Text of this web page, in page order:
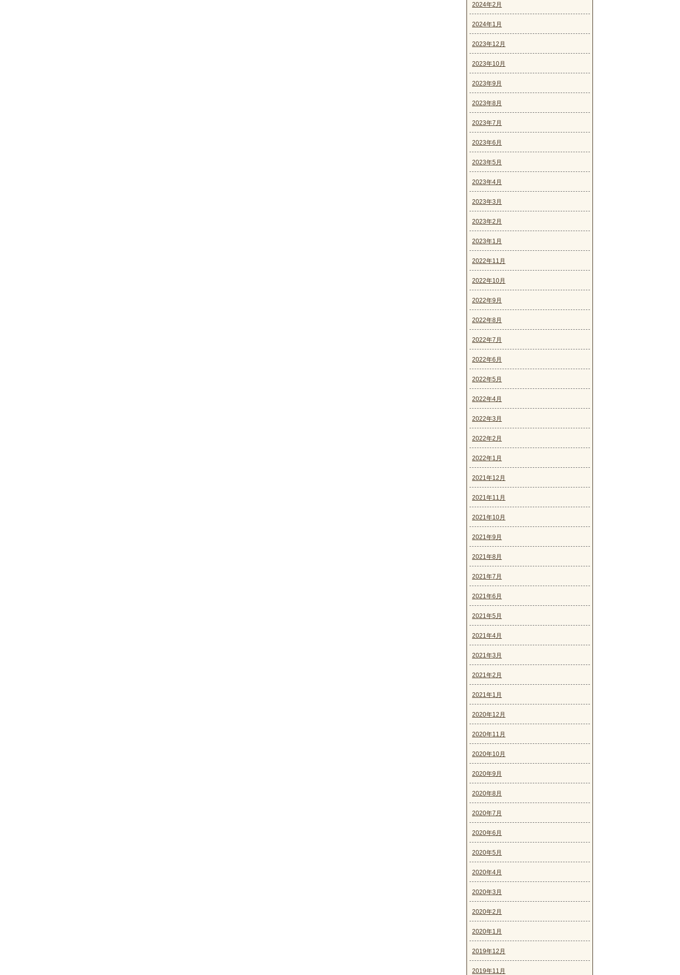
2024年2月
2024年1月
2023年12月
2023年10月
2023年9月
2023年8月
2023年7月
2023年6月
2023年5月
2023年4月
2023年3月
2023年2月
2023年1月
2022年11月
2022年10月
2022年9月
2022年8月
2022年7月
2022年6月
2022年5月
2022年4月
2022年3月
2022年2月
2022年1月
2021年12月
2021年11月
2021年10月
2021年9月
2021年8月
2021年7月
2021年6月
2021年5月
2021年4月
2021年3月
2021年2月
2021年1月
2020年12月
2020年11月
2020年10月
2020年9月
2020年8月
2020年7月
2020年6月
2020年5月
2020年4月
2020年3月
2020年2月
2020年1月
2019年12月
2019年11月